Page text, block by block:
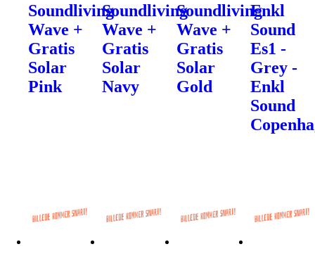
Soundliving
Wave +
Gratis
Solar
Pink
Soundliving
Wave +
Gratis
Solar
Navy
Soundliving
Wave +
Gratis
Solar
Gold
Enkl
Sound
Es1 -
Grey -
Enkl
Sound